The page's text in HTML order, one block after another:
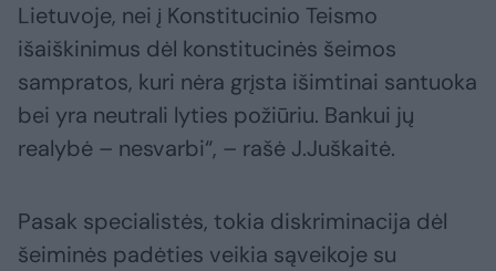
Lietuvoje, nei į Konstitucinio Teismo
išaiškinimus dėl konstitucinės šeimos
sampratos, kuri nėra grįsta išimtinai santuoka
bei yra neutrali lyties požiūriu. Bankui jų
realybė – nesvarbi“, – rašė J.Juškaitė.
Pasak specialistės, tokia diskriminacija dėl
šeiminės padėties veikia sąveikoje su